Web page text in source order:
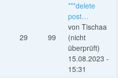
29 99
***delete
post…
von Tischaa
(nicht
überprüft)
15.08.2023 -
15:31